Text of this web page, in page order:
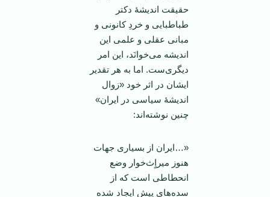
حقیقت اندیشۀ دکتر
طباطبایی و خردِ کانونی و
مبانی عقلی و علمی این
اندیشه می‌خوانَد، این امر
دیگری‌ست. اما به هر تقدیر
ایشان در اثر خود «زوال
اندیشۀ سیاسی در ایران»
چنین نوشته‌اند:
«…ایران از بسیاری جهات
هنوز میراٍ‌ث‌خوار وضع
انحطاطی است که از
سده‌های پیش ایجاد شده